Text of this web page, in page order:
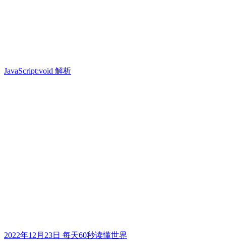
JavaScript:void 解析
2022年12月23日 每天60秒读懂世界